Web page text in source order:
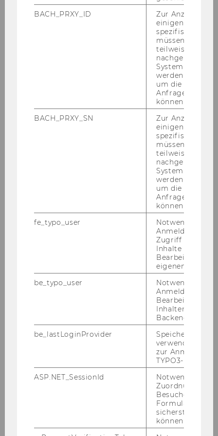
che Un­ter­neh­men sind. Ob das ur­sprüng­li­che
Ge­schäfts­mo­dell für die Re­gi­on noch re­le­vant
ist, soll eben­so er­läu­tert wer­den sowie die
Frage, wie Un­ter­neh­men mit die­sen ak­tu­el­len
Ma­nage­men­ther­aus­for­de­run­gen um­ge­hen.
WU Talks: Ost­eu­ro­pa nach dem Boom - Zeit für
Datum: Mitt­woch, 17. Ok­to­ber, 18:30 Uhr
Ort: Gro­ßer Sit­zungs­saal der WU, UZA 1, Kern D,
2. Stock, Au­gas­se 2-6, 1090 Wien
Es dis­ku­tie­ren:
Ass.-Prof. Dr. Ar­nold Schuh: Di­rek­tor des
Com­pe­tence Cen­ter for Cen­tral and Eas­
Mag. Bet­ti­na Sel­den: PRIS­MA
Kreditversicherungs-​AG, Mit­glied des
Vor­stan­des
Mag. Peter Györffy: Ge­schäfts­füh­ren­der
Ge­sell­schaf­ter CON­ple­men­ta­ti­on Un­ter­
Dr. Wolf­gang Kindl: UNIQA, Mit­glied des
Vor­stan­des
PR-​Referentin
http://www.wu.ac.at/press
Presseaussendungen
BACH_PRXY_ID
Zur Anzeige von
einigen WU-
spezifischen
müssen
teilweise von
nachgelagerten
System
werden.
um die Antwort
Anfrage
können.
BACH_PRXY_SN
Zur Anzeige von
einigen WU-
spezifischen
müssen
teilweise von
nachgelagerten
System
werden.
um die Antwort
Anfrage
können.
fe_typo_user
Notwendig für
Anmeldung und
Zugriff auf
Inhalte oder zur
Bearbeitung des
eigenen Profils.
be_typo_user
Notwendig für
Anmeldung und
Bearbeitung von
Inhalten im
Backend.
be_lastLoginProvider
Speichert die
verwendete
zur Anmeldung
TYPO3-Backend.
ASP.NET_SessionId
Notwendig, um
Zuordnung von
Besucher zu
sicherstellen zu
können.